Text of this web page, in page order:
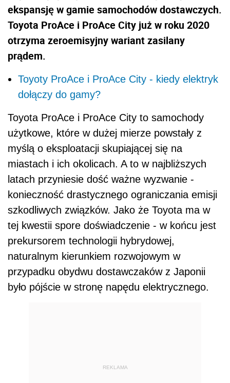
ekspansję w gamie samochodów dostawczych.
Toyota ProAce i ProAce City już w roku 2020
otrzyma zeroemisyjny wariant zasilany
prądem.
Toyoty ProAce i ProAce City - kiedy elektryk
dołączy do gamy?
Toyota ProAce i ProAce City to samochody
użytkowe, które w dużej mierze powstały z
myślą o eksploatacji skupiającej się na
miastach i ich okolicach. A to w najbliższych
latach przyniesie dość ważne wyzwanie -
konieczność drastycznego ograniczania emisji
szkodliwych związków. Jako że Toyota ma w
tej kwestii spore doświadczenie - w końcu jest
prekursorem technologii hybrydowej,
naturalnym kierunkiem rozwojowym w
przypadku obydwu dostawczaków z Japonii
było pójście w stronę napędu elektrycznego.
REKLAMA